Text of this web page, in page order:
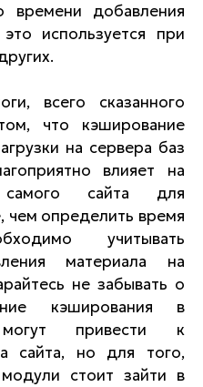
добавления
используется при
всего сказанного
что кэширование
на сервера баз
влияет на
самого сайта для
чем определить время
учитывать
материала на
не забывать о
кэширования в
привести к
сайта, но для того,
стоит зайти в